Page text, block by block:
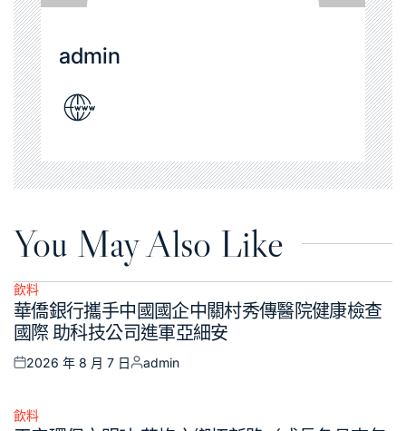
admin
You May Also Like
Posted
in
飲料
華僑銀行攜手中國國企中關村秀傳醫院健康檢查
國際 助科技公司進軍亞細安
Posted
2026 年 8 月 7 日
Posted
admin
Posted
飲料